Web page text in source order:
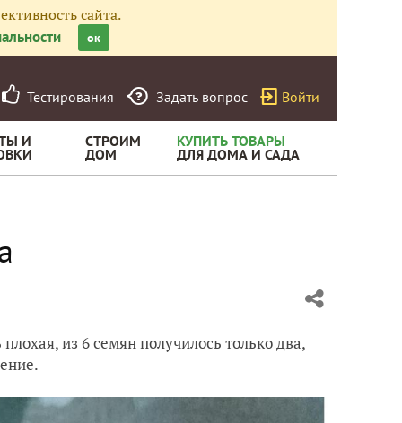
сайта.
ок
Тестирования Задать вопрос Войти
И СТРОИМ
ДОМ
КУПИТЬ ТОВАРЫ
ДЛЯ ДОМА И САДА
из 6 семян получилось только два,